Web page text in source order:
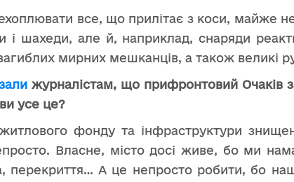
все, що прилітає з коси, майже
і шахеди, але й, наприклад, снаряди
мирних мешканців, а також великі
журналістам, що прифронтовий Очаків
усе це?
фонду та інфраструктури
Власне, місто досі живе, бо ми
перекриття… А це непросто робити, бо